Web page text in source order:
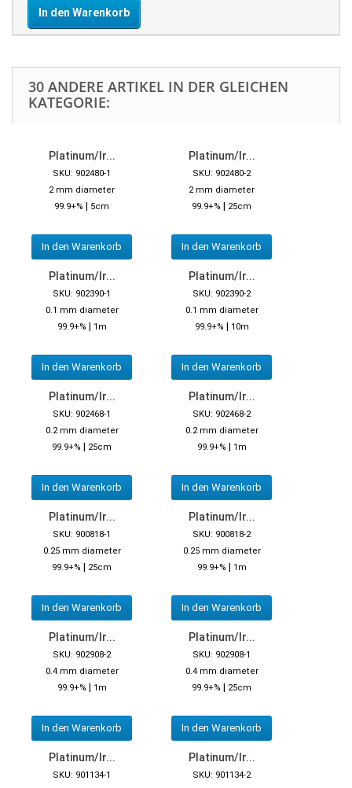
In den Warenkorb
30 ANDERE ARTIKEL IN DER GLEICHEN
KATEGORIE:
Platinum/Ir...
SKU: 902480-1
2 mm diameter
99.9+% | 5cm
In den Warenkorb
Platinum/Ir...
SKU: 902480-2
2 mm diameter
99.9+% | 25cm
In den Warenkorb
Platinum/Ir...
SKU: 902390-1
0.1 mm diameter
99.9+% | 1m
In den Warenkorb
Platinum/Ir...
SKU: 902390-2
0.1 mm diameter
99.9+% | 10m
In den Warenkorb
Platinum/Ir...
SKU: 902468-1
0.2 mm diameter
99.9+% | 25cm
In den Warenkorb
Platinum/Ir...
SKU: 902468-2
0.2 mm diameter
99.9+% | 1m
In den Warenkorb
Platinum/Ir...
SKU: 900818-1
0.25 mm diameter
99.9+% | 25cm
In den Warenkorb
Platinum/Ir...
SKU: 900818-2
0.25 mm diameter
99.9+% | 1m
In den Warenkorb
Platinum/Ir...
SKU: 902908-2
0.4 mm diameter
99.9+% | 1m
In den Warenkorb
Platinum/Ir...
SKU: 902908-1
0.4 mm diameter
99.9+% | 25cm
In den Warenkorb
Platinum/Ir...
SKU: 901134-1
Platinum/Ir...
SKU: 901134-2